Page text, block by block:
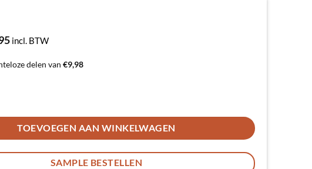
Huidige
is:
€ 29,95.
incl. BTW
delen van €9,98
paneel - Klassiek Eiken - Brede latten aantal
TOEVOEGEN AAN WINKELWAGEN
SAMPLE BESTELLEN